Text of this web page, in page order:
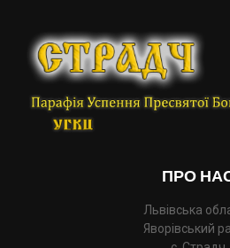
ПРО
Львівська
Яворівський